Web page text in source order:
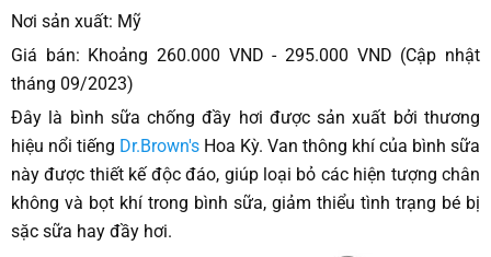
Nơi sản xuất: Mỹ
Giá bán: Khoảng 260.000 VND - 295.000 VND (Cập nhật
tháng 09/2023)
Đây là bình sữa chống đầy hơi được sản xuất bởi thương
hiệu nổi tiếng Dr.Brown's Hoa Kỳ. Van thông khí của bình sữa
này được thiết kế độc đáo, giúp loại bỏ các hiện tượng chân
không và bọt khí trong bình sữa, giảm thiểu tình trạng bé bị
sặc sữa hay đầy hơi.